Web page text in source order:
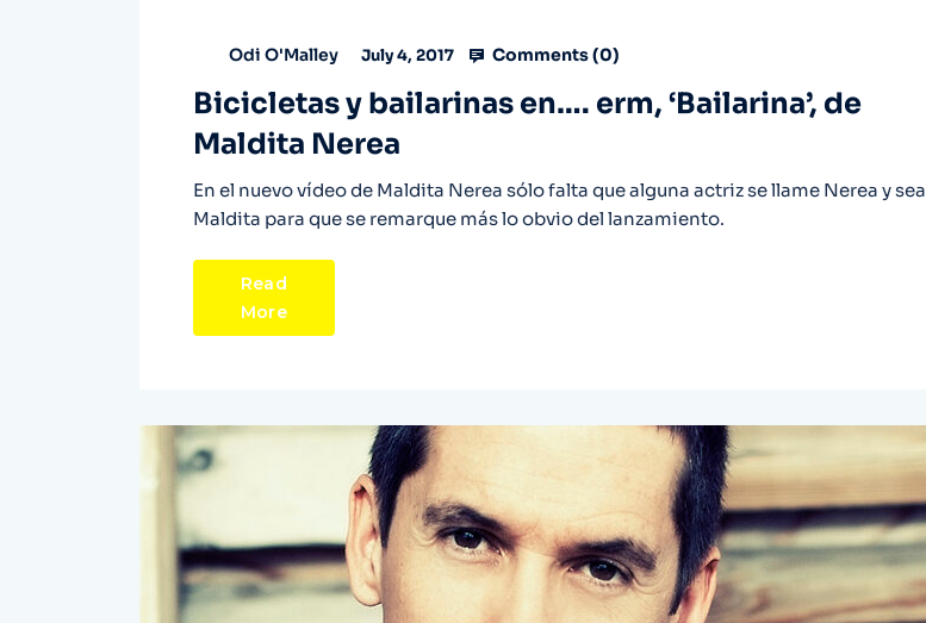
Odi O'Malley July 4, 2017 Comments (0)
Bicicletas y bailarinas en…. erm, ‘Bailarina’, de
Maldita Nerea
En el nuevo vídeo de Maldita Nerea sólo falta que alguna actriz se llame Nerea y sea
Maldita para que se remarque más lo obvio del lanzamiento.
Read
More